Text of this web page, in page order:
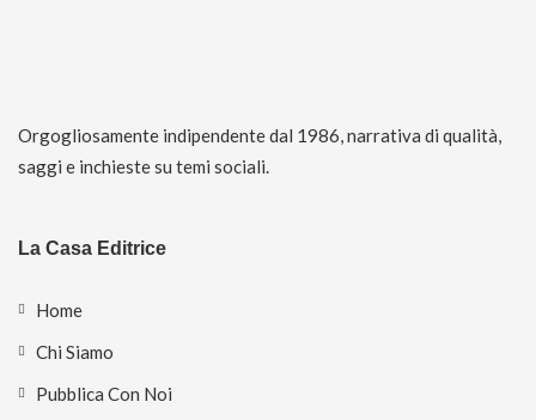
Orgogliosamente indipendente dal 1986, narrativa di qualità,
saggi e inchieste su temi sociali.
La Casa Editrice
Home
Chi Siamo
Pubblica Con Noi